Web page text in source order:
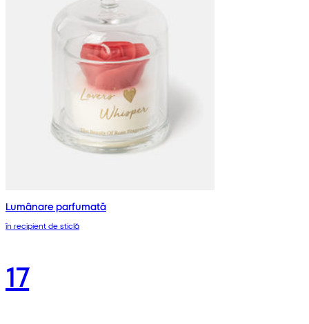
Lumânare parfumată
în recipient de sticlă
17